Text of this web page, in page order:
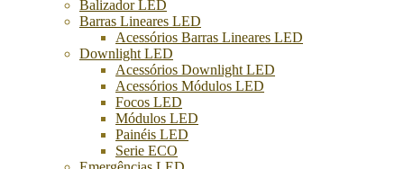
Balizador LED
Barras Lineares LED
Acessórios Barras Lineares LED
Downlight LED
Acessórios Downlight LED
Acessórios Módulos LED
Focos LED
Módulos LED
Painéis LED
Serie ECO